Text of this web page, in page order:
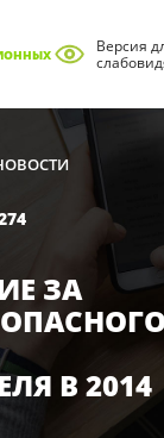
Версия
ЗА
В 2014